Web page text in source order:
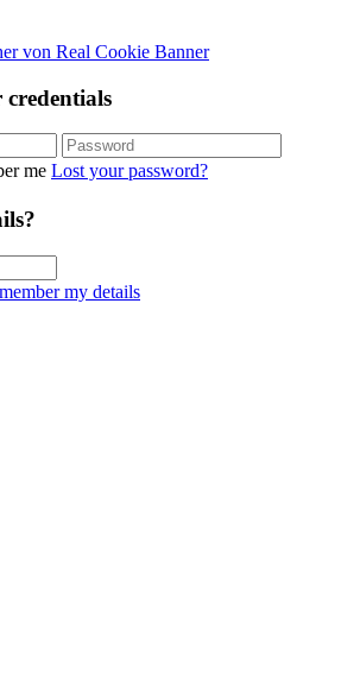
von Real Cookie Banner
me Lost your password?
my details